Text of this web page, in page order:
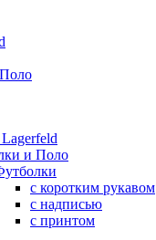
и Поло
с коротким рукавом
с надписью
с принтом